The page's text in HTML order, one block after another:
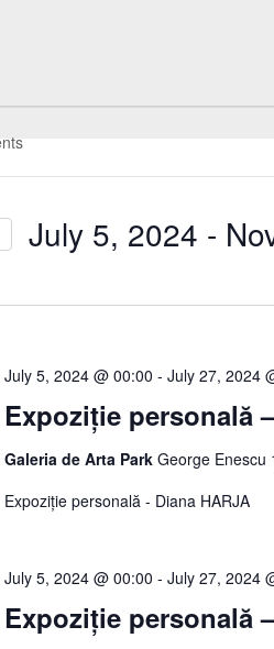
July 5, 2024 -
Expoziție personală
July 5, 2024 @ 00:00 - July 27, 2024
Galeria de Arta Park George Enescu
Expoziție personală - Diana HARJA
Expoziție personală
July 5, 2024 @ 00:00 - July 27, 2024